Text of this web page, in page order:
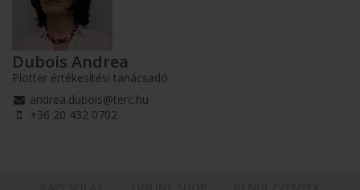
Dubois Andrea
Plotter értékesítési tanácsadó
andrea.dubois@terc.hu
+36 20 432 0702